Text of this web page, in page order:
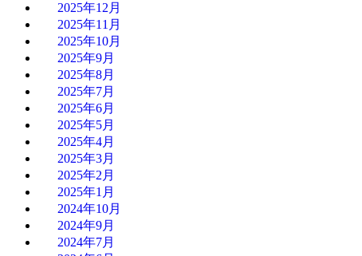
2025年12月
2025年11月
2025年10月
2025年9月
2025年8月
2025年7月
2025年6月
2025年5月
2025年4月
2025年3月
2025年2月
2025年1月
2024年10月
2024年9月
2024年7月